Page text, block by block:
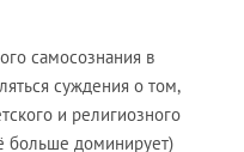
самосознания в
суждения о том,
и религиозного
больше доминирует)